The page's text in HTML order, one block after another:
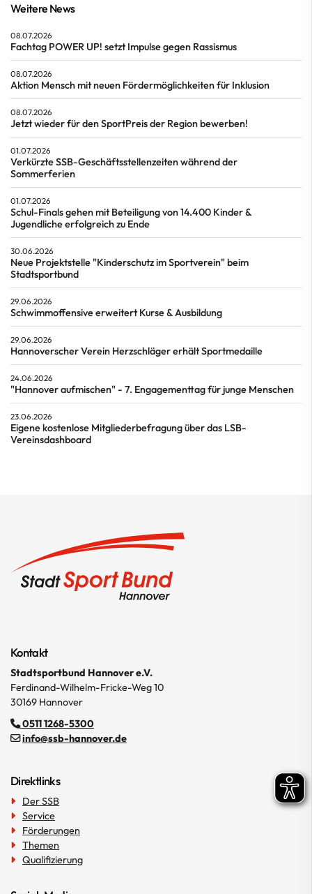
Weitere News
08.07.2026
Fachtag POWER UP! setzt Impulse gegen Rassismus
08.07.2026
Aktion Mensch mit neuen Fördermöglichkeiten für Inklusion
08.07.2026
Jetzt wieder für den SportPreis der Region bewerben!
01.07.2026
Verkürzte SSB-Geschäftsstellenzeiten während der
Sommerferien
01.07.2026
Schul-Finals gehen mit Beteiligung von 14.400 Kinder &
Jugendliche erfolgreich zu Ende
30.06.2026
Neue Projektstelle "Kinderschutz im Sportverein" beim
Stadtsportbund
29.06.2026
Schwimmoffensive erweitert Kurse & Ausbildung
29.06.2026
Hannoverscher Verein Herzschläger erhält Sportmedaille
24.06.2026
"Hannover aufmischen" - 7. Engagementtag für junge Menschen
23.06.2026
Eigene kostenlose Mitgliederbefragung über das LSB-
Vereinsdashboard
Kontakt
Stadtsportbund Hannover e.V.
Ferdinand-Wilhelm-Fricke-Weg 10
30169 Hannover
0511 1268-5300
info@ssb-hannover.de
Direktlinks
Der SSB
Service
Förderungen
Themen
Qualifizierung